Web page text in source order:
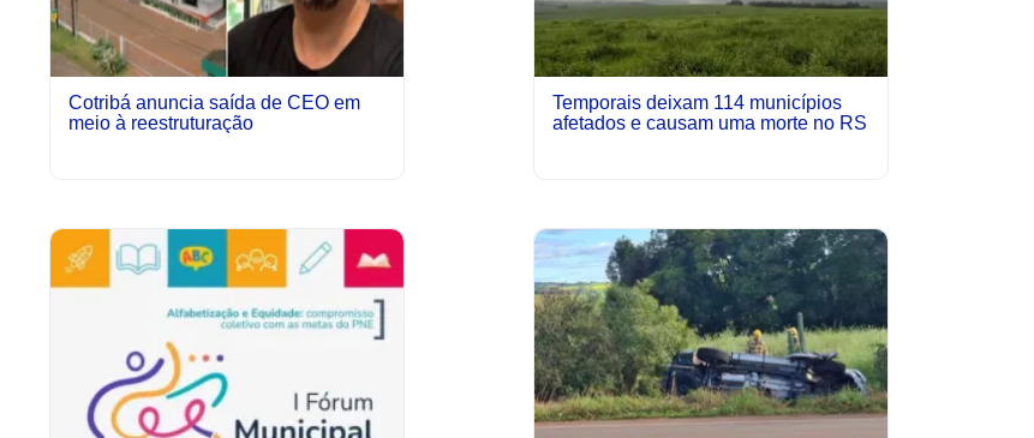
Cotribá anuncia saída de CEO em
meio à reestruturação
Temporais deixam 114 municípios
afetados e causam uma morte no RS